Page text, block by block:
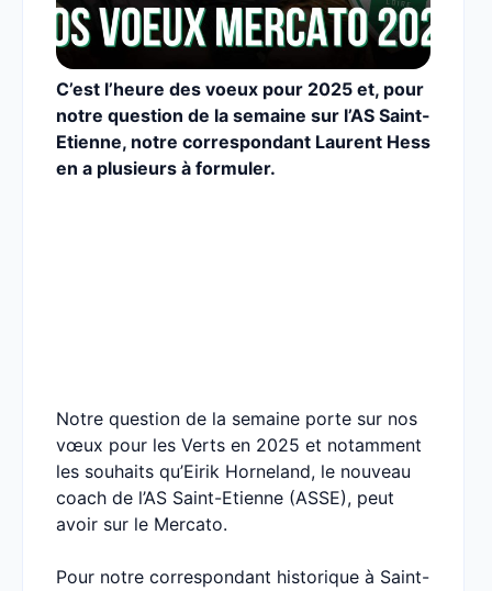
C’est l’heure des voeux pour 2025 et, pour
notre question de la semaine sur l’AS Saint-
Etienne, notre correspondant Laurent Hess
en a plusieurs à formuler.
Notre question de la semaine porte sur nos
vœux pour les Verts en 2025 et notamment
les souhaits qu’Eirik Horneland, le nouveau
coach de l’AS Saint-Etienne (ASSE), peut
avoir sur le Mercato.
Pour notre correspondant historique à Saint-